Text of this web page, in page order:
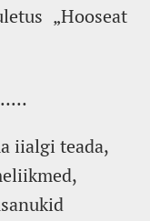
„Hooseat
iialgi teada,